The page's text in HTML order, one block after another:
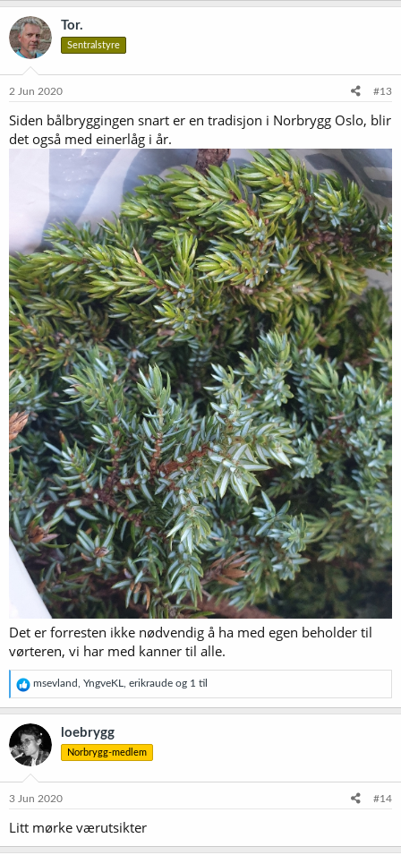
a
k
s
j
o
e
:
Tor.
Sentralstyre
2 Jun 2020 #13
Siden bålbryggingen snart er en tradisjon i Norbrygg Oslo, blir
det også med einerlåg i år.
Det er forresten ikke nødvendig å ha med egen beholder til
vørteren, vi har med kanner til alle.
R
e
a
k
s
j
o
e
:
msevland YngveKL erikraude og 1 til
loebrygg
Norbrygg-medlem
3 Jun 2020 #14
Litt mørke værutsikter